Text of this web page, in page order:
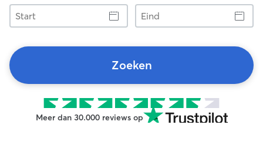
Start
Eind
Zoeken
Meer dan 30.000 reviews op